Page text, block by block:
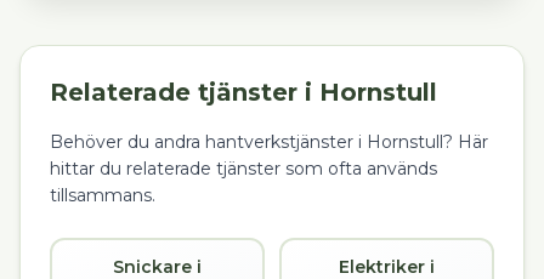
Relaterade tjänster i Hornstull
Behöver du andra hantverkstjänster i Hornstull? Här
hittar du relaterade tjänster som ofta används
tillsammans.
Snickare i
Elektriker i